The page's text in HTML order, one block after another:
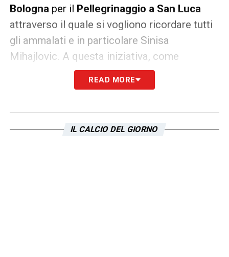
Bologna per il Pellegrinaggio a San Luca
attraverso il quale si vogliono ricordare tutti
gli ammalati e in particolare Sinisa
Mihajlovic. A questa iniziativa, come
sottolineato dalCorriere dello Sport
parteciperanno anche i tifosi della Lazio.
organizzati, ma qualche sciarpa
READ MORE
IL CALCIO DEL GIORNO